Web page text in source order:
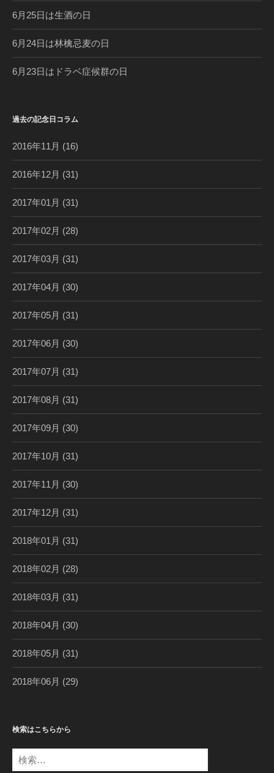
6月25日は生酒の日
6月24日は林檎忌麦の日
6月23日はドラベ症候群の日
過去の記念日コラム
2016年11月 (16)
2016年12月 (31)
2017年01月 (31)
2017年02月 (28)
2017年03月 (31)
2017年04月 (30)
2017年05月 (31)
2017年06月 (30)
2017年07月 (31)
2017年08月 (31)
2017年09月 (30)
2017年10月 (31)
2017年11月 (30)
2017年12月 (31)
2018年01月 (31)
2018年02月 (28)
2018年03月 (31)
2018年04月 (30)
2018年05月 (31)
2018年06月 (29)
検索はこちらから
検
索